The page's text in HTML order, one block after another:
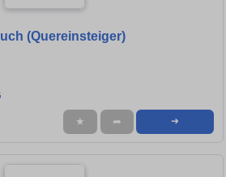
(Quereinsteiger)
★ ➦ ➜